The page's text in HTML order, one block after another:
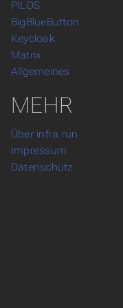
Untermenu PILOS
PILOS
Untermenu
BigBlueButton
Untermenu
Keycloak
Untermenu Matrix
Matrix
Untermenu
Allgemeines
MEHR
Über infra.run
Impressum
Datenschutz